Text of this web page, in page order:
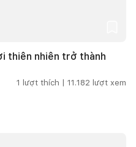
thiên nhiên trở thành
1 lượt thích | 11.182 lượt xem